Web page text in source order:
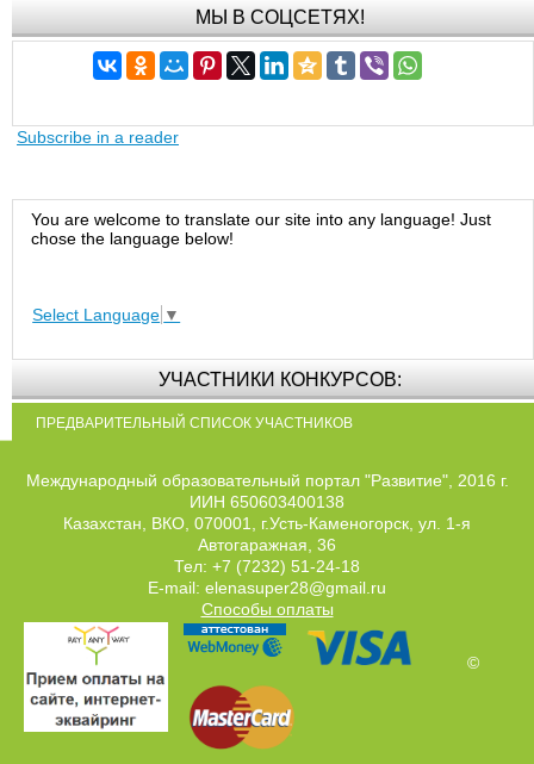
МЫ В СОЦСЕТЯХ!
Subscribe in a reader
You are welcome to translate our site into any language! Just
chose the language below!
Select Language ▼
УЧАСТНИКИ КОНКУРСОВ:
ПРЕДВАРИТЕЛЬНЫЙ СПИСОК УЧАСТНИКОВ
Международный образовательный портал "Развитие", 2016 г.
ИИН 650603400138
Казахстан, ВКО, 070001, г.Усть-Каменогорск, ул. 1-я
Автогаражная, 36
Тел: +7 (7232) 51-24-18
E-mail: elenasuper28@gmail.ru
Способы оплаты
©